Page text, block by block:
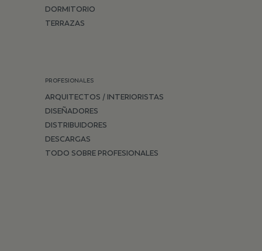
DORMITORIO
TERRAZAS
PROFESIONALES
ARQUITECTOS / INTERIORISTAS
DISEÑADORES
DISTRIBUIDORES
DESCARGAS
TODO SOBRE PROFESIONALES